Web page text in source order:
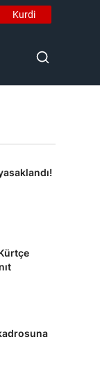
Kurdi